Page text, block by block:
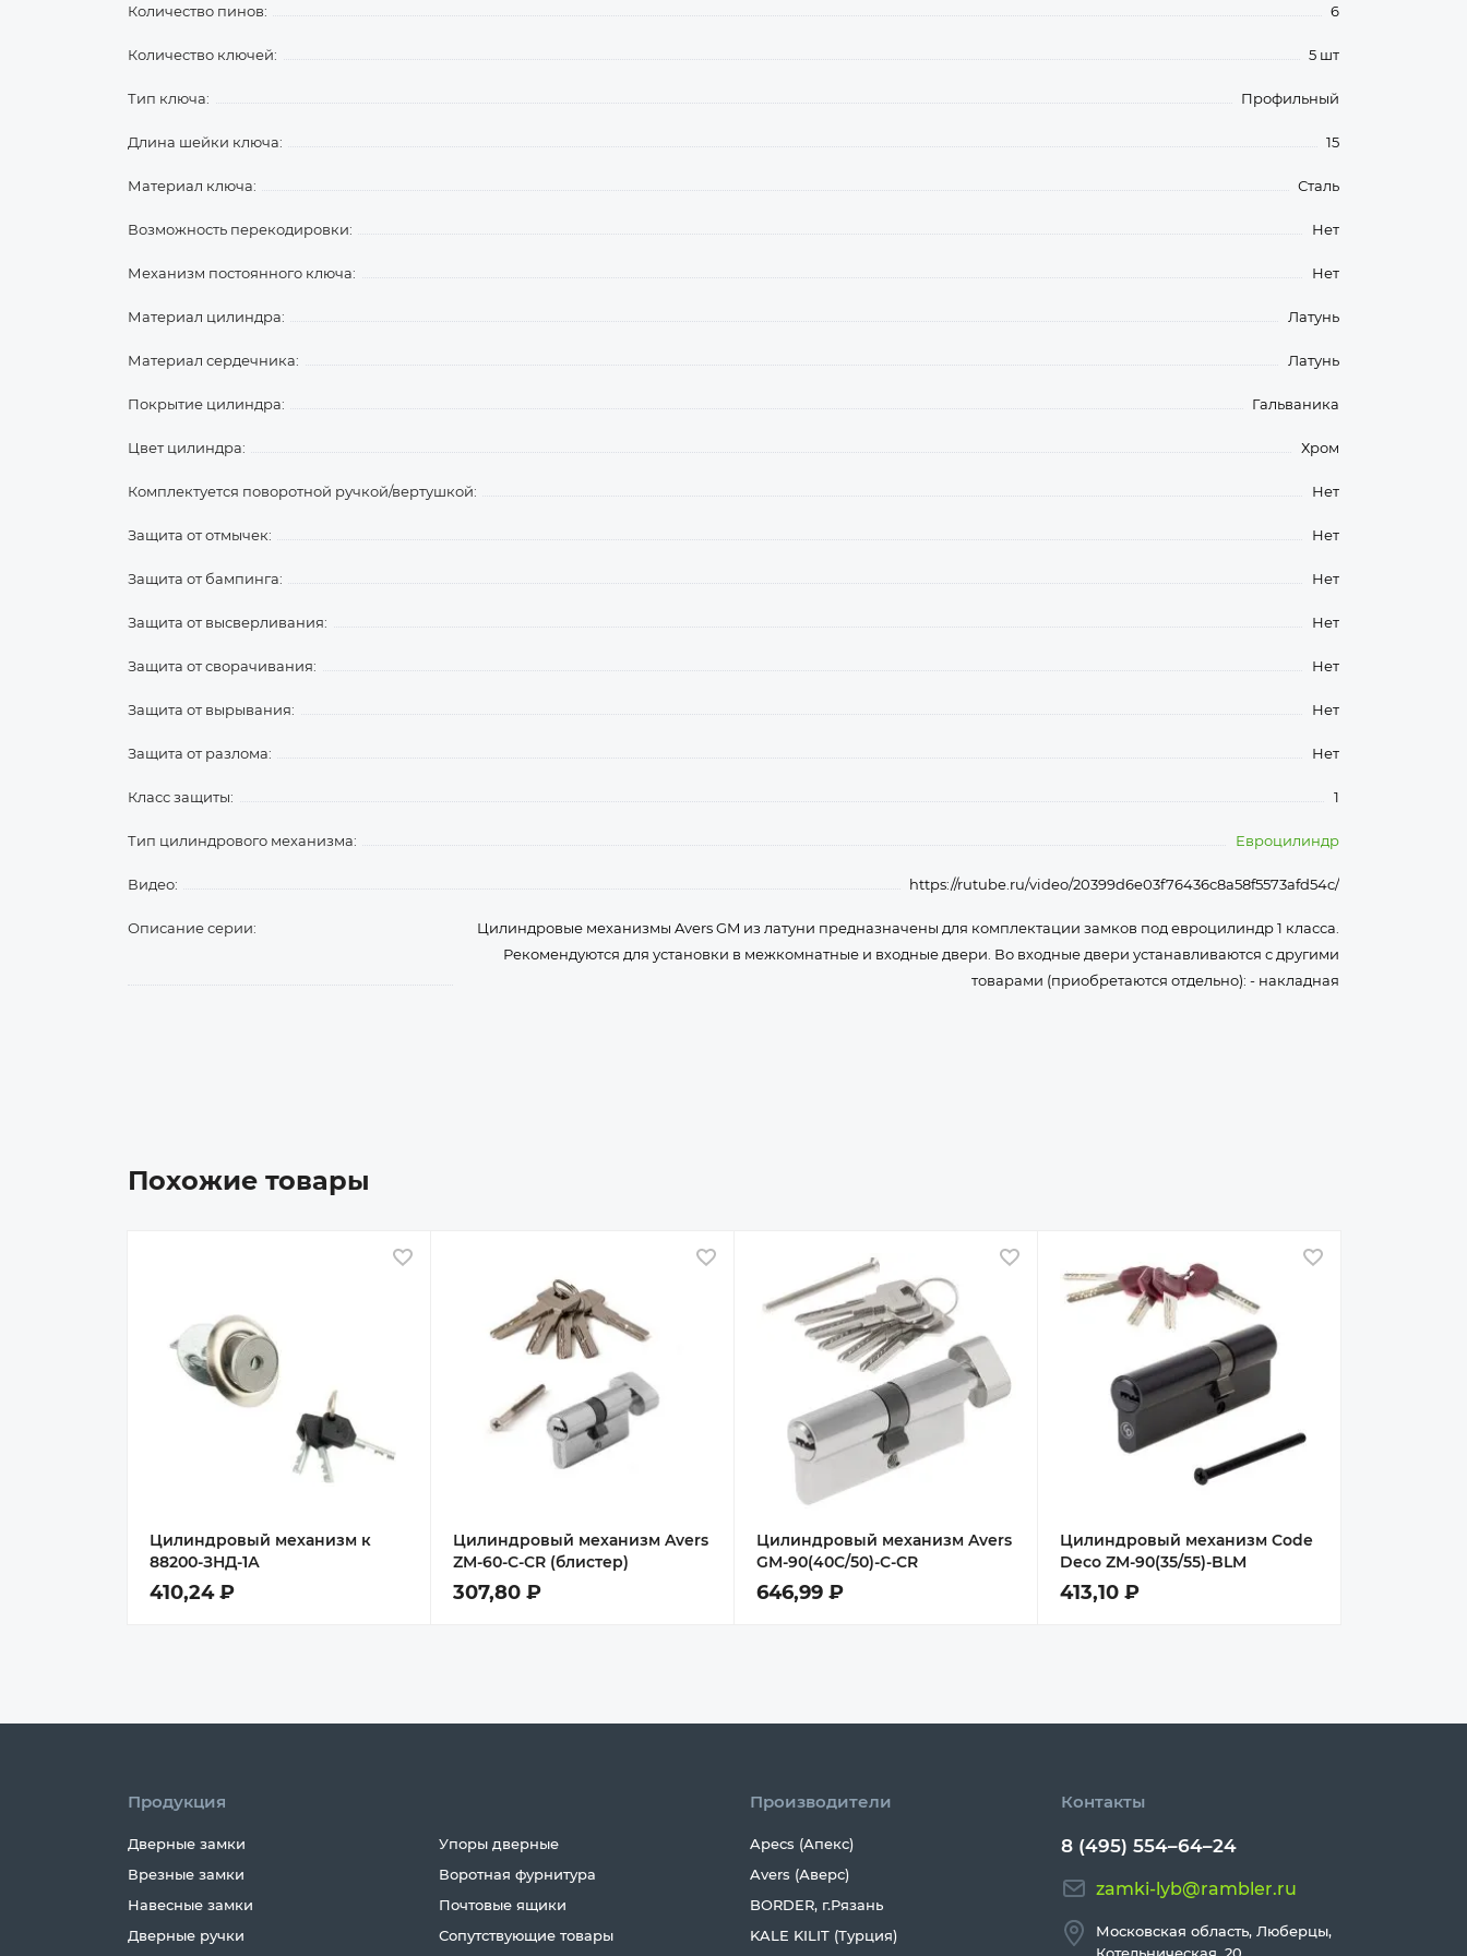
Количество пинов: 6
Количество ключей: 5 шт
Тип ключа: Профильный
Длина шейки ключа: 15
Материал ключа: Сталь
Возможность перекодировки: Нет
Механизм постоянного ключа: Нет
Материал цилиндра: Латунь
Материал сердечника: Латунь
Покрытие цилиндра: Гальваника
Цвет цилиндра: Хром
Комплектуется поворотной ручкой/вертушкой: Нет
Защита от отмычек: Нет
Защита от бампинга: Нет
Защита от высверливания: Нет
Защита от сворачивания: Нет
Защита от вырывания: Нет
Защита от разлома: Нет
Класс защиты: 1
Тип цилиндрового механизма: Евроцилиндр
Видео: https://rutube.ru/video/20399d6e03f76436c8a58f5573afd54c/
Описание серии:
Цилиндровые механизмы Avers GM из латуни предназначены для комплектации замков под евроцилиндр 1 класса.
Рекомендуются для установки в межкомнатные и входные двери. Во входные двери устанавливаются с другими
товарами (приобретаются отдельно): - накладная
Похожие товары
Цилиндровый механизм к
88200-ЗНД-1А
410,24 ₽
В избранное
Цилиндровый механизм Avers
ZM-60-C-CR (блистер)
307,80 ₽
В избранное
Цилиндровый механизм Avers
GM-90(40C/50)-C-CR
646,99 ₽
В избранное
Цилиндровый механизм Code
Deco ZM-90(35/55)-BLM
413,10 ₽
В избранное
Продукция
Дверные замки
Врезные замки
Навесные замки
Дверные ручки
Упоры дверные
Воротная фурнитура
Почтовые ящики
Сопутствующие товары
Производители
Apecs (Апекс)
Avers (Аверс)
BORDER, г.Рязань
KALE KILIT (Турция)
Контакты
8 (495) 554–64–24
zamki-lyb@rambler.ru
Московская область, Люберцы,